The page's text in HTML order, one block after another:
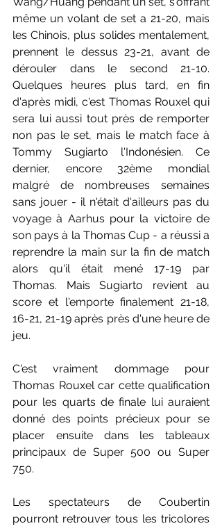
même un volant de set a 21-20, mais
les Chinois, plus solides mentalement,
prennent le dessus 23-21, avant de
dérouler dans le second 21-10.
Quelques heures plus tard, en fin
d'après midi, c'est Thomas Rouxel qui
sera lui aussi tout près de remporter
non pas le set, mais le match face à
Tommy Sugiarto l'Indonésien. Ce
dernier, encore 32ème mondial
malgré de nombreuses semaines
sans jouer - il n'était d'ailleurs pas du
voyage à Aarhus pour la victoire de
son pays à la Thomas Cup - a réussi a
reprendre la main sur la fin de match
alors qu'il était mené 17-19 par
Thomas. Mais Sugiarto revient au
score et l'emporte finalement 21-18,
16-21, 21-19 après près d'une heure de
jeu.
C'est vraiment dommage pour
Thomas Rouxel car cette qualification
pour les quarts de finale lui auraient
donné des points précieux pour se
placer ensuite dans les tableaux
principaux de Super 500 ou Super
750.
Les spectateurs de Coubertin
pourront retrouver tous les tricolores